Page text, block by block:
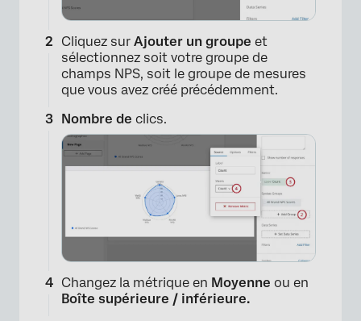
Cliquez sur Ajouter un groupe et
sélectionnez soit votre groupe de
champs NPS, soit le groupe de mesures
que vous avez créé précédemment.
Nombre de clics.
Changez la métrique en Moyenne ou en
Boîte supérieure / inférieure.